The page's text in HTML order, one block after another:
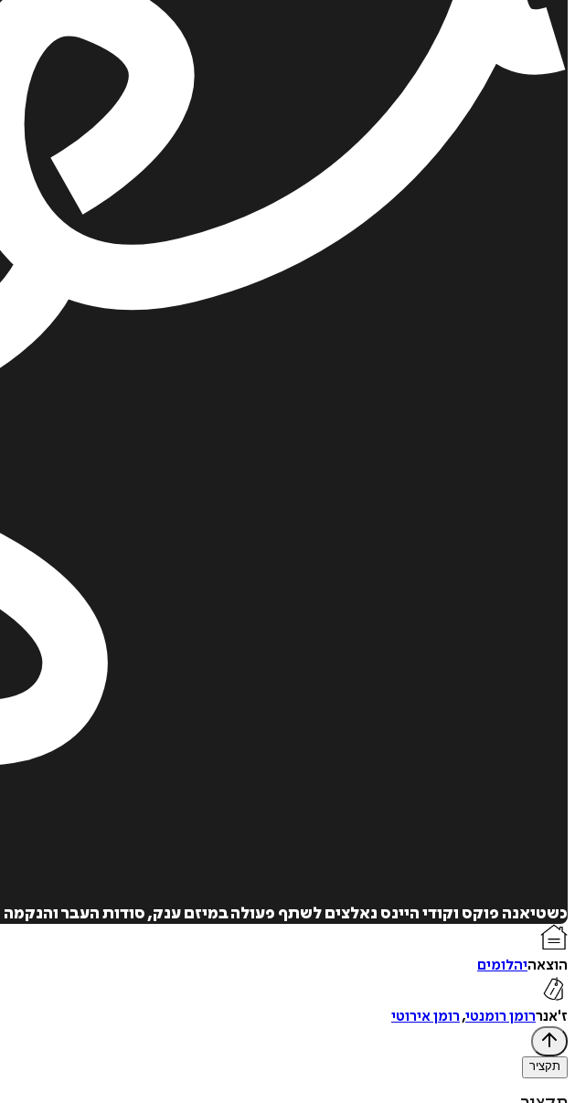
כשטיאנה פוקס וקודי היינס נאלצים לשתף פעולה במיזם ענק, סודות העבר
הוצאהיהלומים
ז'אנררומן רומנטי,רומן אירוטי
תקציר